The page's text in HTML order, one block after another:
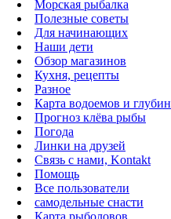
Морская рыбалка
Полезные советы
Для начинающих
Наши дети
Обзор магазинов
Кухня, рецепты
Разное
Карта водоемов и глубин
Прогноз клёва рыбы
Погода
Линки на друзей
Связь с нами, Kontakt
Помощь
Все пользователи
самодельные снасти
Карта рыболовов